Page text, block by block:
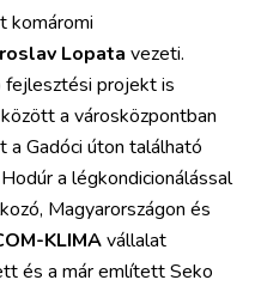
komáromi
Lopata vezeti.
fejlesztési projekt is
a városközpontban
a Gadóci úton található
a légkondicionálással
Magyarországon és
KLIMAvállalat
és a már említett Seko